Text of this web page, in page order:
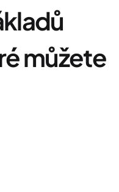
můžete